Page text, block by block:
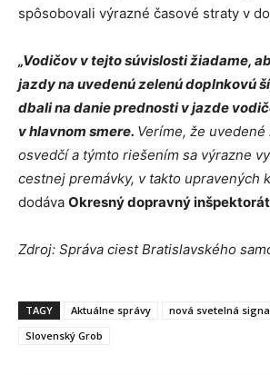
spôsobovali výrazné časové straty v
„Vodičov v tejto súvislosti žiadame,
jazdy na uvedenú zelenú doplnkovú
dbali na danie prednosti v jazde
v hlavnom smere. Veríme, že
osvedčí a týmto riešením sa výrazne
cestnej premávky, v takto upravených
dodáva Okresný dopravný
Zdroj: Správa ciest Bratislavského
TAGY Aktuálne správy nová svetelná
Slovenský Grob